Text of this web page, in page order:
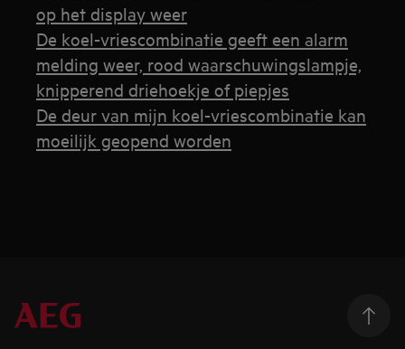
op het display weer
De koel-vriescombinatie geeft een alarm
melding weer, rood waarschuwingslampje,
knipperend driehoekje of piepjes
De deur van mijn koel-vriescombinatie kan
moeilijk geopend worden